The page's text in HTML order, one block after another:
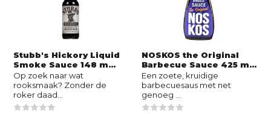
Stubb's Hickory Liquid
Smoke Sauce 148 m...
Op zoek naar wat
rooksmaak? Zonder de
roker daad...
NOSKOS the Original
Barbecue Sauce 425 m...
Een zoete, kruidige
barbecuesaus met net
genoeg ...